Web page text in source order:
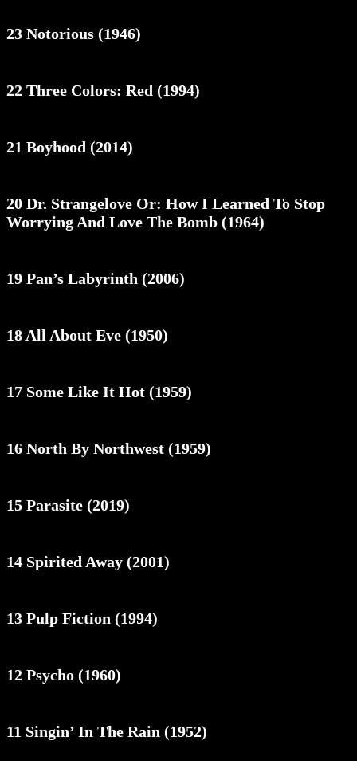
23 Notorious (1946)
22 Three Colors: Red (1994)
21 Boyhood (2014)
20 Dr. Strangelove Or: How I Learned To Stop
Worrying And Love The Bomb (1964)
19 Pan’s Labyrinth (2006)
18 All About Eve (1950)
17 Some Like It Hot (1959)
16 North By Northwest (1959)
15 Parasite (2019)
14 Spirited Away (2001)
13 Pulp Fiction (1994)
12 Psycho (1960)
11 Singin’ In The Rain (1952)